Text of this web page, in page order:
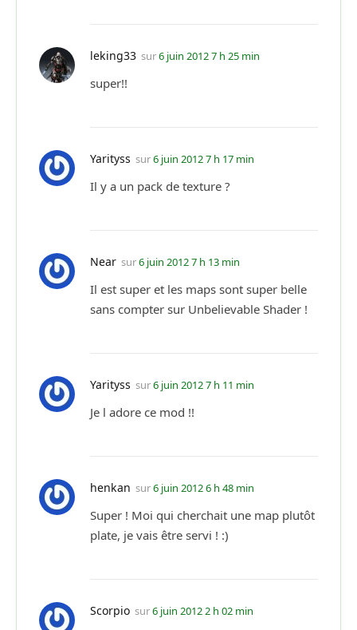
leking33 sur6 juin 2012 7 h 25 min
super!!
Yarityss sur6 juin 2012 7 h 17 min
Il y a un pack de texture ?
Near sur6 juin 2012 7 h 13 min
Il est super et les maps sont super belle
sans compter sur Unbelievable Shader !
Yarityss sur6 juin 2012 7 h 11 min
Je l adore ce mod !!
henkan sur6 juin 2012 6 h 48 min
Super ! Moi qui cherchait une map plutôt
plate, je vais être servi ! :)
Scorpio sur6 juin 2012 2 h 02 min